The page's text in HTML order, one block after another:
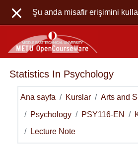
Şu anda misafir erişimini
Statistics In Psychology
Ana sayfa Kurslar Arts and
Psychology PSY116-EN
Lecture Note